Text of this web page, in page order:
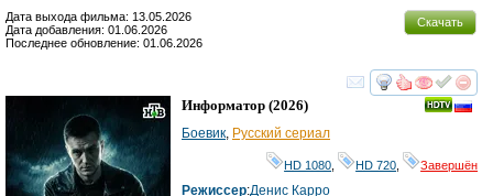
Скачать
Дата выхода фильма: 13.05.2026
Дата добавления: 01.06.2026
Последнее обновление: 01.06.2026
смотреть
Информатор (2026)
Боевик, Русский сериал
HD 1080 HD 720 Завершён
Режиссер:Денис Карро